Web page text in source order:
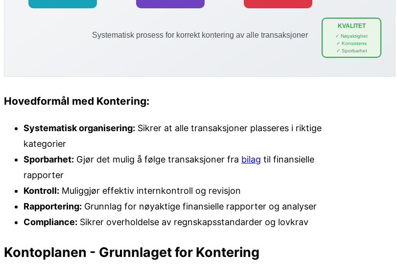
Hovedformål med Kontering:
Systematisk organisering: Sikrer at alle transaksjoner plasseres i riktige
kategorier
Sporbarhet: Gjør det mulig å følge transaksjoner fra bilag til finansielle
rapporter
Kontroll: Muliggjør effektiv internkontroll og revisjon
Rapportering: Grunnlag for nøyaktige finansielle rapporter og analyser
Compliance: Sikrer overholdelse av regnskapsstandarder og lovkrav
Kontoplanen - Grunnlaget for Kontering